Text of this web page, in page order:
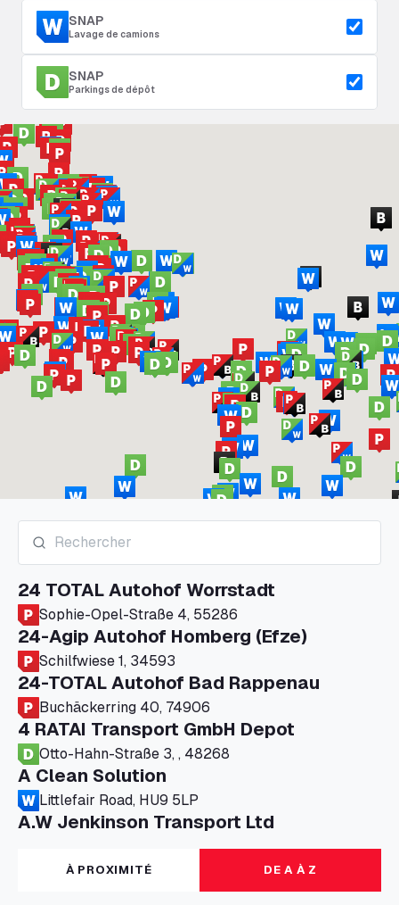
SNAP
Lavage de camions
SNAP
Parkings de dépôt
24 TOTAL Autohof Worrstadt
Sophie-Opel-Straße 4, 55286
24-Agip Autohof Homberg (Efze)
Schilfwiese 1, 34593
24-TOTAL Autohof Bad Rappenau
Buchäckerring 40, 74906
4 RATAI Transport GmbH Depot
Otto-Hahn-Straße 3, , 48268
A Clean Solution
Littlefair Road, HU9 5LP
A.W Jenkinson Transport Ltd
Progress House, ME11 5GA
A+G Nettetal - Depot Parking
Am Panneschopp 7, 41334
À PROXIMITÉ DE A À Z